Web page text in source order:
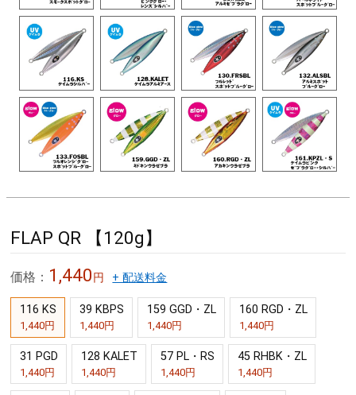
FLAP QR 【120g】
価格： 1,440円 + 配送料金
116 KS
1,440円
39 KBPS
1,440円
159 GGD・ZL
1,440円
160 RGD・ZL
1,440円
31 PGD
1,440円
128 KALET
1,440円
57 PL・RS
1,440円
45 RHBK・ZL
1,440円